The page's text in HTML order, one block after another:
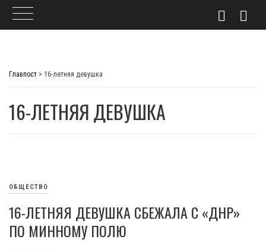
Главпост > 16-летняя девушка
16-ЛЕТНЯЯ ДЕВУШКА
ОБЩЕСТВО
16-ЛЕТНЯЯ ДЕВУШКА СБЕЖАЛА С «ДНР»
ПО МИННОМУ ПОЛЮ